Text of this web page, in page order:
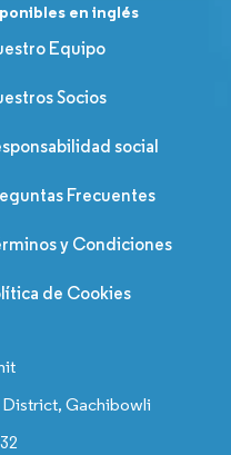
en inglés
Equipo
Socios
social
Frecuentes
y Condiciones
de Cookies
District, Gachibowli